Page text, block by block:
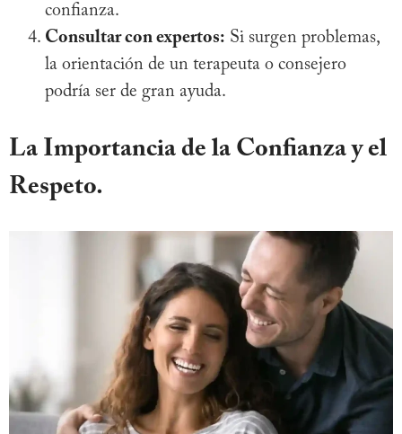
confianza.
Consultar con expertos: Si surgen problemas,
la orientación de un terapeuta o consejero
podría ser de gran ayuda.
La Importancia de la Confianza y el
Respeto.